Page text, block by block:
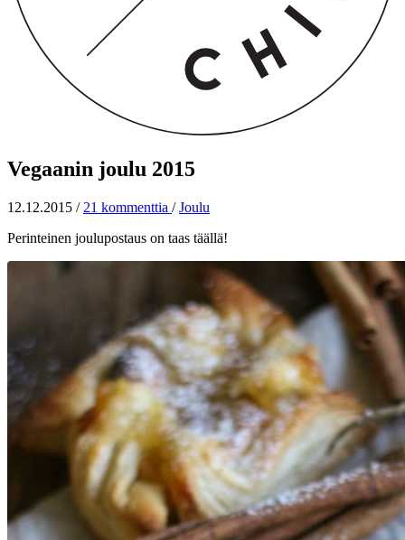
Vegaanin joulu 2015
12.12.2015 / 21 kommenttia / Joulu
Perinteinen joulupostaus on taas täällä!